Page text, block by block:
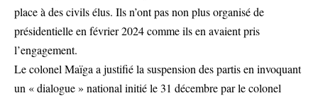
place à des civils élus. Ils n’ont pas non plus organisé de
présidentielle en février 2024 comme ils en avaient pris
l’engagement.
Le colonel Maïga a justifié la suspension des partis en invoquant
un « dialogue » national initié le 31 décembre par le colonel